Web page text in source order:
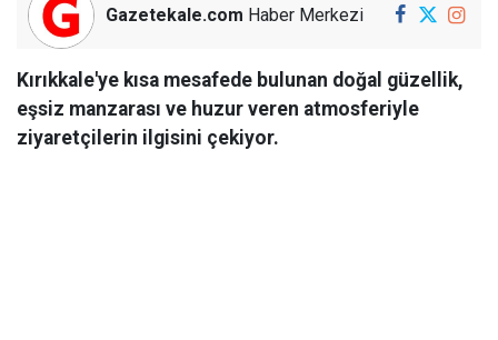
Gazetekale.com Haber Merkezi
Kırıkkale'ye kısa mesafede bulunan doğal güzellik,
eşsiz manzarası ve huzur veren atmosferiyle
ziyaretçilerin ilgisini çekiyor.